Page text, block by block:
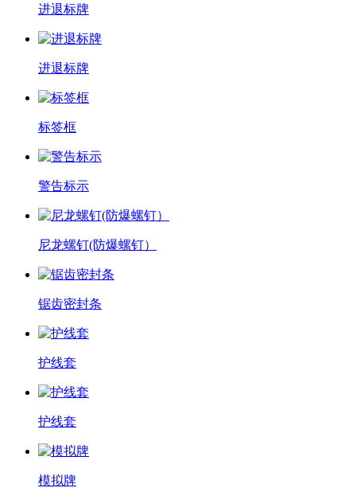
进退标牌
进退标牌
标签框
警告标示
尼龙螺钉(防爆螺钉）
锯齿密封条
护线套
护线套
模拟牌